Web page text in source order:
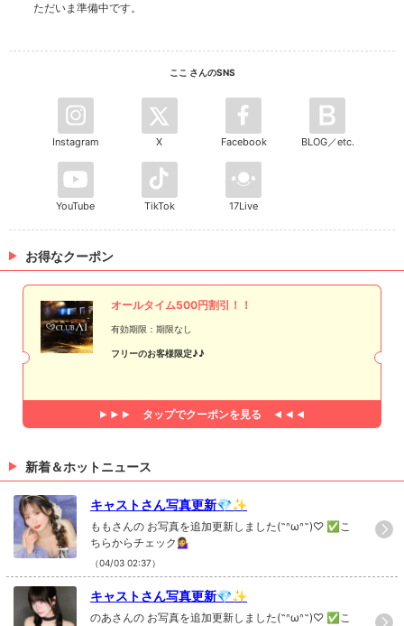
ただいま準備中です。
ここ さんのSNS
Instagram X Facebook BLOG／etc.
YouTube TikTok 17Live
お得なクーポン
オールタイム500円割引！！
有効期限：期限なし
フリーのお客様限定♪♪
タップでクーポンを見る
新着＆ホットニュース
キャストさん写真更新💎✨
ももさんの お写真を追加更新しました(˶ᐢωᐢ˶)♡ ✅こ
ちらからチェック💁‍♀️
（04/03 02:37）
キャストさん写真更新💎✨
のあさんの お写真を追加更新しました(˶ᐢωᐢ˶)♡ ✅こ